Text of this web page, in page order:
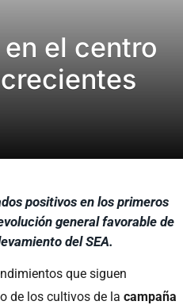
el centro
positivos en los primeros
general favorable de
del SEA.
que siguen
de los cultivos de lacampaña